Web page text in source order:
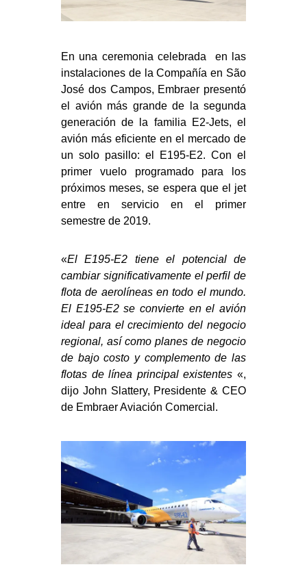
En una ceremonia celebrada en las
instalaciones de la Compañía en São
José dos Campos, Embraer presentó
el avión más grande de la segunda
generación de la familia E2-Jets, el
avión más eficiente en el mercado de
un solo pasillo: el E195-E2. Con el
primer vuelo programado para los
próximos meses, se espera que el jet
entre en servicio en el primer
semestre de 2019.
«El E195-E2 tiene el potencial de
cambiar significativamente el perfil de
flota de aerolíneas en todo el mundo.
El E195-E2 se convierte en el avión
ideal para el crecimiento del negocio
regional, así como planes de negocio
de bajo costo y complemento de las
flotas de línea principal existentes «,
dijo John Slattery, Presidente & CEO
de Embraer Aviación Comercial.